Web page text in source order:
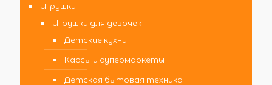
Игрушки
Игрушки для девочек
Детские кухни
Кассы и супермаркеты
Детская бытовая техника